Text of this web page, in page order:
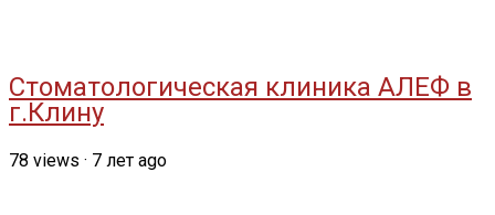
Стоматологическая клиника АЛЕФ в
г.Клину
78 views · 7 лет ago